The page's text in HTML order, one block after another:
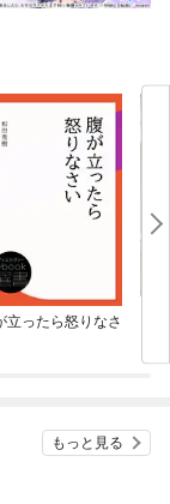
立ったら怒りなさ
ム。
もっと見る